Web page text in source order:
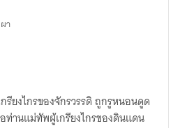
า
ยงไกรของจักรวรรดิ ถูกรูหนอนดูด
ท่านแม่ทัพผู้เกรียงไกรของดินแดน